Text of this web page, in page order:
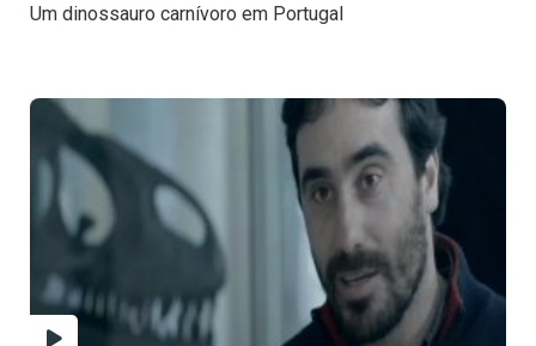
Um dinossauro carnívoro em Portugal